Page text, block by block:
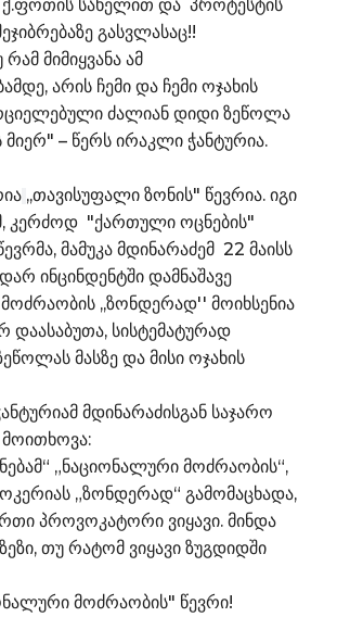
სახელით და პროტესტის
გასვლასაც!!
რამ მიმიყვანა ამ
არის ჩემი და ჩემი ოჯახის
ძალიან დიდი ზეწოლა
– წერს ირაკლი ჭანტურია.
,,თავისუფალი ზონის" წევრია. იგი
კერძოდ "ქართული ოცნების"
მამუკა მდინარაძემ 22 მაისს
ინცინდენტში დამნაშავე
,,ზონდერად'' მოიხსენია
დაასაბუთა, სისტემატურად
მასზე და მისი ოჯახის
მდინარაძისგან საჯარო
„ნაციონალური მოძრაობის“,
„ზონდერად“ გამომაცხადა,
პროვოკატორი ვიყავი. მინდა
თუ რატომ ვიყავი ზუგდიდში
მოძრაობის" წევრი!